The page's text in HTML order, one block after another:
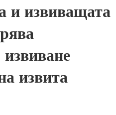
и извиващата
извита